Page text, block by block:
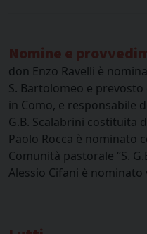
Nomine e
don Enzo Ravelli è
S. Bartolomeo e
in Como, e responsabile
G.B. Scalabrini costituita
Paolo Rocca è nominato
Comunità pastorale “S.
Alessio Cifani è